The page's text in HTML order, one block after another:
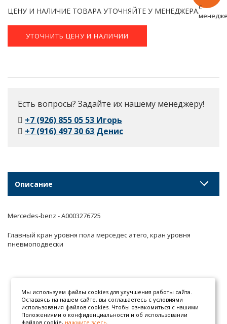
ЦЕНУ И НАЛИЧИЕ ТОВАРА УТОЧНЯЙТЕ У МЕНЕДЖЕРА.
УТОЧНИТЬ ЦЕНУ И НАЛИЧИИ
Есть вопросы? Задайте их нашему менеджеру!
+7 (926) 855 05 53 Игорь
+7 (916) 497 30 63 Денис
Описание
Mercedes-benz - A0003276725
Главный кран уровня пола мерседес атего, кран уровня
пневмоподвески
Мы используем файлы cookies для улучшения работы сайта.
Оставаясь на нашем сайте, вы соглашаетесь с условиями
использования файлов cookies. Чтобы ознакомиться с нашими
Положениями о конфиденциальности и об использовании
файлов cookie, нажмите здесь